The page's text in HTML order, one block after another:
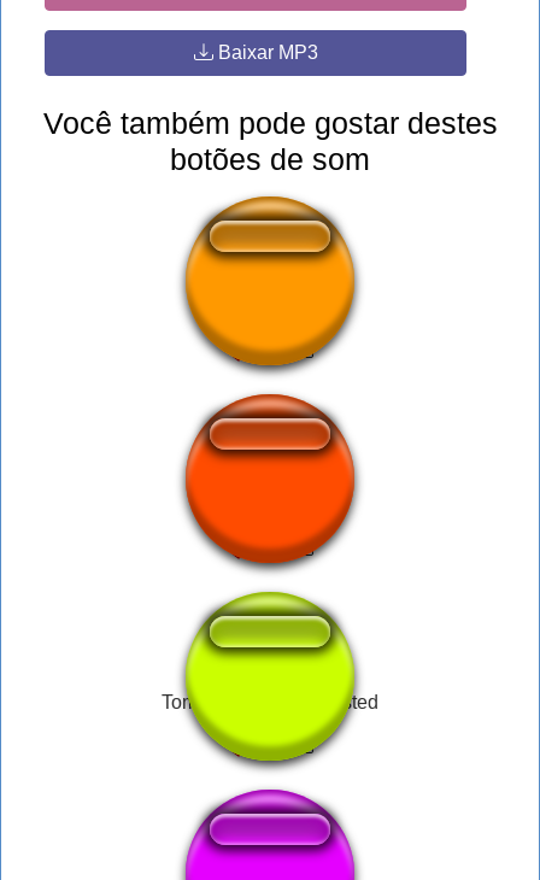
Baixar MP3
Você também pode gostar destes
botões de som
TommyInnit bass boosted